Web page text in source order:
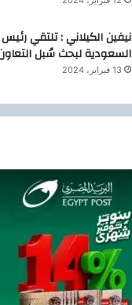
نيفين الكيلاني : تلتقي
السعودية لبحث سُبل
13 فبراير، 2024